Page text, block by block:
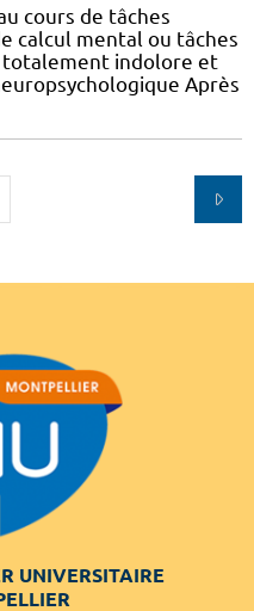
cours de tâches
calcul mental ou tâches
totalement indolore et
Après
UNIVERSITAIRE